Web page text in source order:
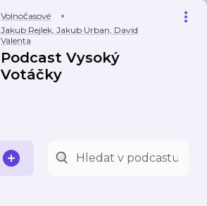
Volnočasové
Jakub Rejlek, Jakub Urban, David
Valenta
Podcast Vysoký
Votáčky